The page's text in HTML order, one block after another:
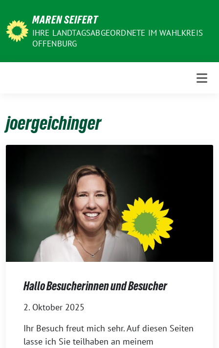
zum
Inhalt
MAREN SEIFERT
IHRE LANDTAGSABGEORDNETE IM WAHLKREIS
OFFENBURG
joergeichinger
Hallo Besucherinnen und Besucher
2. Oktober 2025
Ihr Besuch freut mich sehr. Auf diesen Seiten
lasse ich Sie teilhaben an meinem